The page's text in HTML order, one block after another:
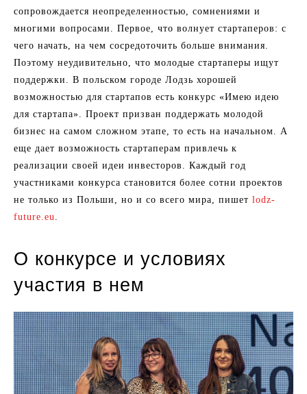
сопровождается неопределенностью, сомнениями и
многими вопросами. Первое, что волнует стартаперов: с
чего начать, на чем сосредоточить больше внимания.
Поэтому неудивительно, что молодые стартаперы ищут
поддержки. В польском городе Лодзь хорошей
возможностью для стартапов есть конкурс «Имею идею
для стартапа». Проект призван поддержать молодой
бизнес на самом сложном этапе, то есть на начальном. А
еще дает возможность стартаперам привлечь к
реализации своей идеи инвесторов. Каждый год
участниками конкурса становится более сотни проектов
не только из Польши, но и со всего мира, пишет lodz-
future.eu.
О конкурсе и условиях
участия в нем